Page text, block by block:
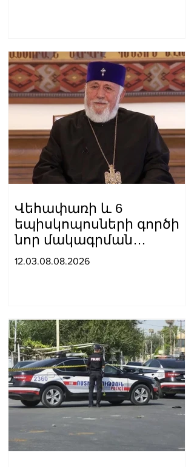
Վեհափառի և 6
եպիսկոպոսների գործի
նոր մակագրման
ընտրությունը 2
12.03.08.08.2026